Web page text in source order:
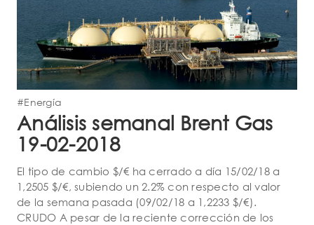
#Energía
Análisis semanal Brent Gas
19-02-2018
El tipo de cambio $/€ ha cerrado a día 15/02/18 a
1,2505 $/€, subiendo un 2.2% con respecto al valor
de la semana pasada (09/02/18 a 1,2233 $/€).
CRUDO A pesar de la reciente corrección de los